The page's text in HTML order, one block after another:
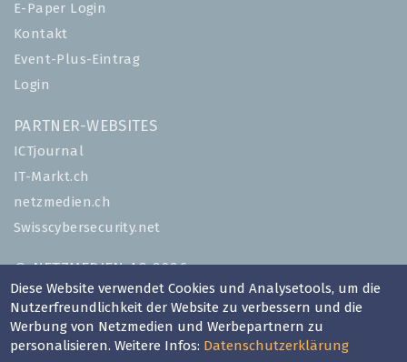
E-Paper Login
Kontakt
Event-Plus-Eintrag
Login
PARTNER-WEBSITES
ICTjournal
IT-Markt.ch
netzmedien.ch
Swisscybersecurity.net
© NETZMEDIEN AG 2026
Impressum
AGB
Nutzungsbestimmungen
Diese Website verwendet Cookies und Analysetools, um die
Nutzerfreundlichkeit der Website zu verbessern und die
Werbung von Netzmedien und Werbepartnern zu
personalisieren. Weitere Infos: Datenschutzerklärung